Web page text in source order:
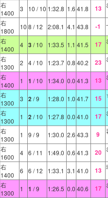
右
1400
3 10 / 10 1:32.8 1.6 41.8 13
右
1800
10 8 / 12 2:08.1 4.1 43.8 -1
右
1400
4 3/ 10 1:33.5 1.1 41.5 17
右
1300
2 4/ 10 1:23.7 0.8 40.2 23
右
1400
1 1 / 10 1:34.0 0.0 41.3 13
右
1300
3 2/ 9 1:28.0 1.0 41.7 15
右
1300
1 2/ 10 1:27.8 0.0 41.0 17
右
1300
1 9 / 9 1:30.0 2.6 43.3 9
右
1600
4 6 / 11 1:49.0 0.6 41.3 20
右
1400
6 6 / 12 1:33.1 3.1 41.0 13
右
1300
1 1 / 9 1:26.5 0.0 40.6 17